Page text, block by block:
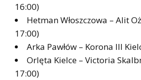
16:00)
Hetman Włoszczowa – Alit
17:00)
Arka Pawłów – Korona III
Orlęta Kielce – Victoria
17:00)